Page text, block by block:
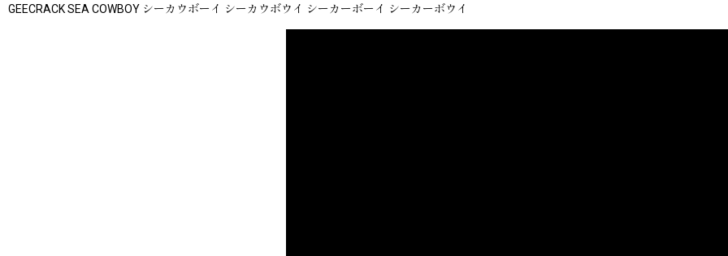
GEECRACK SEA COWBOY シーカウボーイ シーカウボウイ シーカーボーイ シーカーボウイ